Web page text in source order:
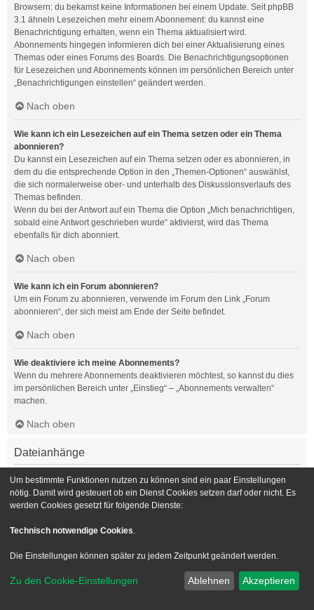
Browsern: du bekamst keine Informationen bei einem Update. Seit phpBB
3.1 ähneln Lesezeichen mehr einem Abonnement: du kannst eine
Benachrichtigung erhalten, wenn ein Thema aktualisiert wird.
Abonnements hingegen informieren dich bei einer Aktualisierung eines
Themas oder eines Forums des Boards. Die Benachrichtigungsoptionen
für Lesezeichen und Abonnements können im persönlichen Bereich unter
„Benachrichtigungen einstellen“ geändert werden.
Nach oben
Wie kann ich ein Lesezeichen auf ein Thema setzen oder ein Thema
abonnieren?
Du kannst ein Lesezeichen auf ein Thema setzen oder es abonnieren, in
dem du die entsprechende Option in den „Themen-Optionen“ auswählst,
die sich normalerweise ober- und unterhalb des Diskussionsverlaufs des
Themas befinden.
Wenn du bei der Antwort auf ein Thema die Option „Mich benachrichtigen,
sobald eine Antwort geschrieben wurde“ aktivierst, wird das Thema
ebenfalls für dich abonniert.
Nach oben
Wie kann ich ein Forum abonnieren?
Um ein Forum zu abonnieren, verwende im Forum den Link „Forum
abonnieren“, der sich meist am Ende der Seite befindet.
Nach oben
Wie deaktiviere ich meine Abonnements?
Wenn du mehrere Abonnements deaktivieren möchtest, so kannst du dies
im persönlichen Bereich unter „Einstieg“ – „Abonnements verwalten“
machen.
Nach oben
Dateianhänge
Welche Dateianhänge sind in diesem Forum zulässig?
Die Board-Administration kann bestimmte Dateitypen zulassen oder
verbieten. Falls du dir nicht sicher bist, welche Dateitypen du anhängen
Administration.
Nach oben
Kann ich eine Übersicht all meiner Dateianhänge erhalten?
Um eine Liste all deiner Dateianhänge zu erhalten, gehe in den
Um bestimmte Funktionen nutzen zu können sind ein paar Einstellungen
nötig. Damit wird gesteuert ob ein Dienst Cookies setzen darf oder nicht. Es
werden Cookies gesetzt für folgende Dienste:
Technisch notwendige Cookies.
Die Einstellungen können später zu jedem Zeitpunkt geändert werden.
Zu den Cookie-Einstellungen Ablehnen Akzeptieren